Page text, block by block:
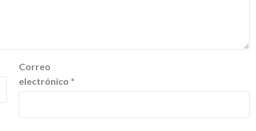
Correo
electrónico *